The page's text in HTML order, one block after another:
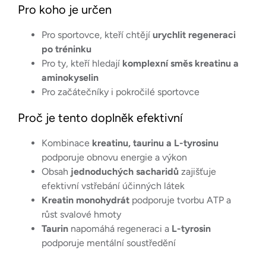
Pro koho je určen
Pro sportovce, kteří chtějí urychlit regeneraci
po tréninku
Pro ty, kteří hledají komplexní směs kreatinu a
aminokyselin
Pro začátečníky i pokročilé sportovce
Proč je tento doplněk efektivní
Kombinace kreatinu, taurinu a L-tyrosinu
podporuje obnovu energie a výkon
Obsah jednoduchých sacharidů zajišťuje
efektivní vstřebání účinných látek
Kreatin monohydrát podporuje tvorbu ATP a
růst svalové hmoty
Taurin napomáhá regeneraci a L-tyrosin
podporuje mentální soustředění